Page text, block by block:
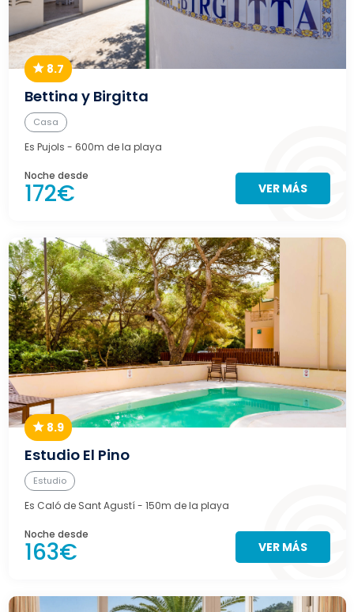
8.7
Bettina y Birgitta
Casa
Es Pujols - 600m de la playa
Noche desde
172€ VER MÁS
8.9
Estudio El Pino
Estudio
Es Caló de Sant Agustí- 150m de la playa
Noche desde
163€ VER MÁS